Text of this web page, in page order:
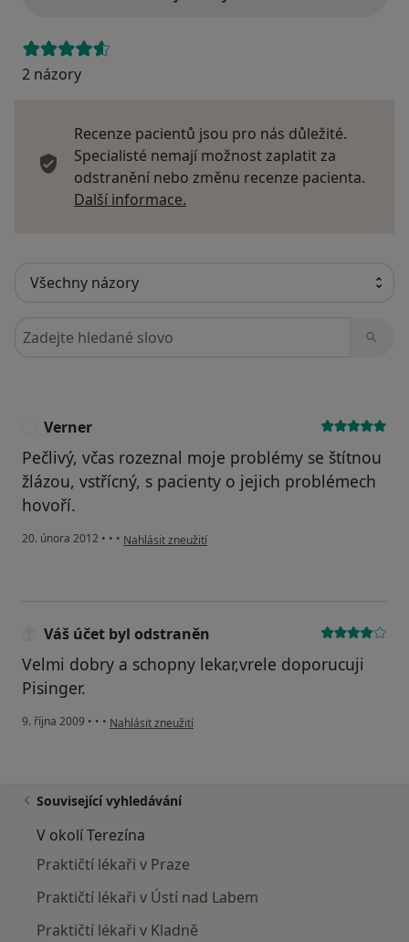
2 názory
Recenze pacientů jsou pro nás důležité.
Specialisté nemají možnost zaplatit za
odstranění nebo změnu recenze pacienta.
Další informace.
Hledejte v názorech
Verner
Pečlivý, včas rozeznal moje problémy se štítnou
žlázou, vstřícný, s pacienty o jejich problémech
hovoří.
20. února 2012 • • • podle názoru uživatele Verner
Nahlásit zneužití
Váš účet byl odstraněn
Velmi dobry a schopny lekar,vrele doporucuji
Pisinger.
9. října 2009 • • • podle názoru uživatele Váš účet byl odstraněn
Nahlásit zneužití
Související vyhledávání
V okolí Terezína
Praktičtí lékaři v Praze
Praktičtí lékaři v Ústí nad Labem
Praktičtí lékaři v Kladně